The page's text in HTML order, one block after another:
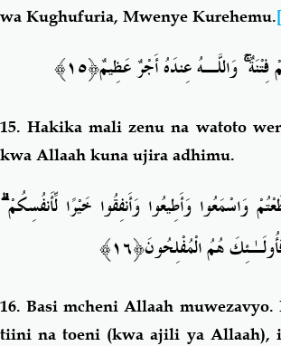
wa Kughufuria, Mwenye Kurehemu.
فِتْنَةٌۚوَاللَّـهُ عِندَهُ أَجْرٌ عَظِيمٌ﴿١٥﴾
15.Hakika mali zenu na watoto
kwa Allaah kuna ujira adhimu.
وَاسْمَعُوا وَأَطِيعُوا وَأَنفِقُوا خَيْرًا لِّأَنفُسِكُمْۗ
هُمُ الْمُفْلِحُونَ﴿١٦﴾
16.Basi mcheni Allaah
tiini na toeni (kwa ajili ya Allaah),